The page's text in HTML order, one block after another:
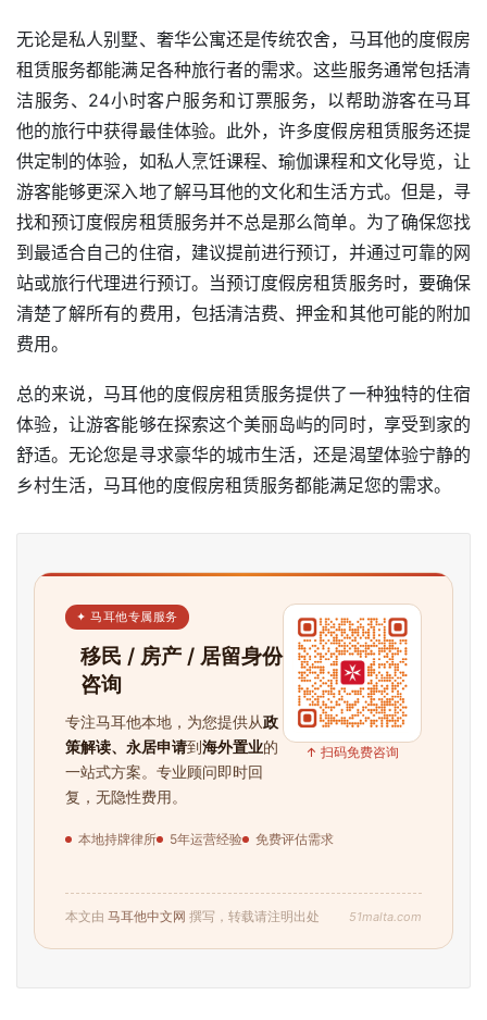
无论是私人别墅、奢华公寓还是传统农舍，马耳他的度假房
租赁服务都能满足各种旅行者的需求。这些服务通常包括清
洁服务、24小时客户服务和订票服务，以帮助游客在马耳
他的旅行中获得最佳体验。此外，许多度假房租赁服务还提
供定制的体验，如私人烹饪课程、瑜伽课程和文化导览，让
游客能够更深入地了解马耳他的文化和生活方式。但是，寻
找和预订度假房租赁服务并不总是那么简单。为了确保您找
到最适合自己的住宿，建议提前进行预订，并通过可靠的网
站或旅行代理进行预订。当预订度假房租赁服务时，要确保
清楚了解所有的费用，包括清洁费、押金和其他可能的附加
费用。
总的来说，马耳他的度假房租赁服务提供了一种独特的住宿
体验，让游客能够在探索这个美丽岛屿的同时，享受到家的
舒适。无论您是寻求豪华的城市生活，还是渴望体验宁静的
乡村生活，马耳他的度假房租赁服务都能满足您的需求。
✦ 马耳他专属服务
移民 / 房产 / 居留身份
咨询
专注马耳他本地，为您提供从政
策解读、永居申请到海外置业的
一站式方案。专业顾问即时回
复，无隐性费用。
本地持牌律所 5年运营经验 免费评估需求
↑ 扫码免费咨询
本文由 马耳他中文网 撰写，转载请注明出处 51malta.com